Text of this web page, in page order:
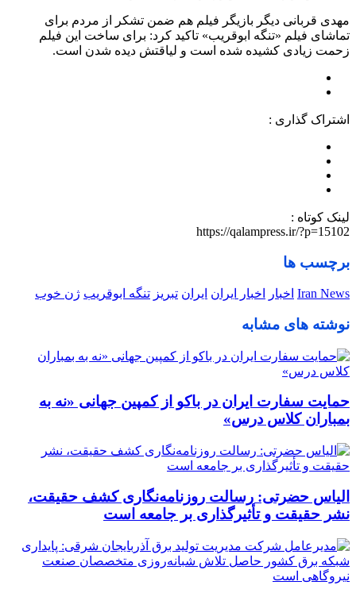
مهدی قربانی دیگر بازیگر فیلم هم ضمن تشکر از مردم برای
تماشای فیلم «تنگه ابوقریب» تاکید کرد: برای ساخت این فیلم
زحمت زیادی کشیده شده است و لیاقتش دیده شدن است.
اشتراک گذاری :
لینک کوتاه :
https://qalampress.ir/?p=15102
برچسب ها
Iran News اخبار اخبار ایران ایران تبریز تنگه ابوقریب ژن خوب
نوشته های مشابه
حمایت سفارت ایران در باکو از کمپین جهانی «نه به
بمباران کلاس درس»
الیاس حضرتی: رسالت روزنامه‌نگاری کشف حقیقت،
نشر حقیقت و تأثیرگذاری بر جامعه است